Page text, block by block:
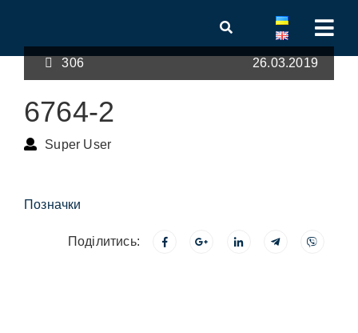
306 26.03.2019
6764-2
Super User
Позначки
Поділитись: